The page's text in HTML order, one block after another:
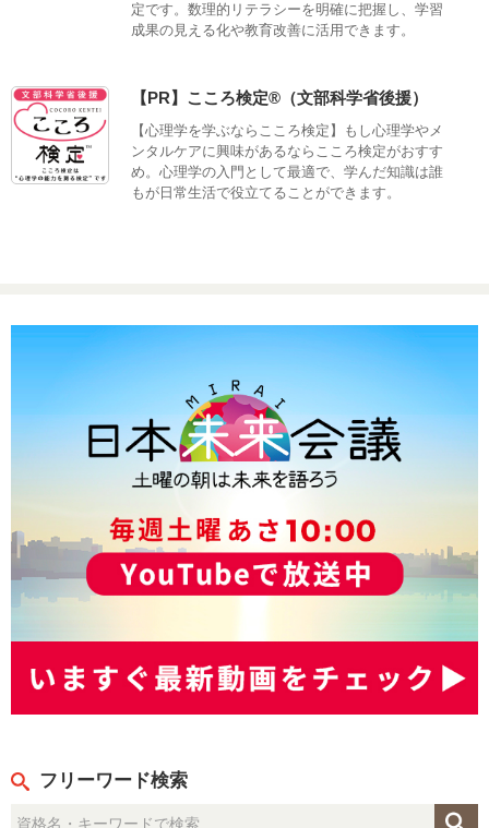
定です。数理的リテラシーを明確に把握し、学習
成果の見える化や教育改善に活用できます。
【PR】こころ検定®（文部科学省後援）
【心理学を学ぶならこころ検定】もし心理学やメ
ンタルケアに興味があるならこころ検定がおすす
め。心理学の入門として最適で、学んだ知識は誰
もが日常生活で役立てることができます。
フリーワード検索